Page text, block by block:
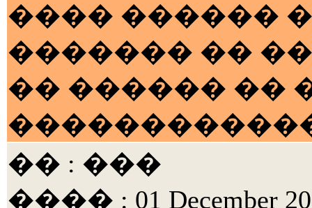
���� ������
������� ��
�� ������ ��
�� : ���
���� : 01 December